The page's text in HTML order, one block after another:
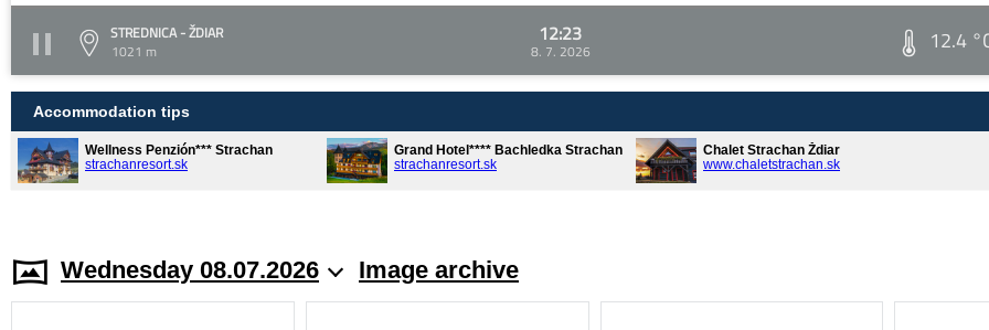
STREDNICA - ŽDIAR
1021 m
12:23
8. 7. 2026 12.4
Accommodation tips
Wellness Penzión*** Strachan
strachanresort.sk
Grand Hotel**** Bachledka Strachan
strachanresort.sk
Chalet Strachan Ždiar
www.chaletstrachan.sk
Wednesday 08.07.2026 Image archive